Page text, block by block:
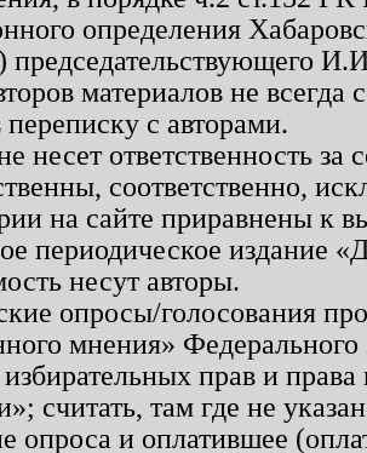
определения
председательствующего
материалов не
переписку с авторами.
несет ответственность
соответственно,
на сайте приравнены к
периодическое издание
несут авторы.
опросы/голосования
мнения»
избирательных прав и
считать, там где не
опроса и оплатившее